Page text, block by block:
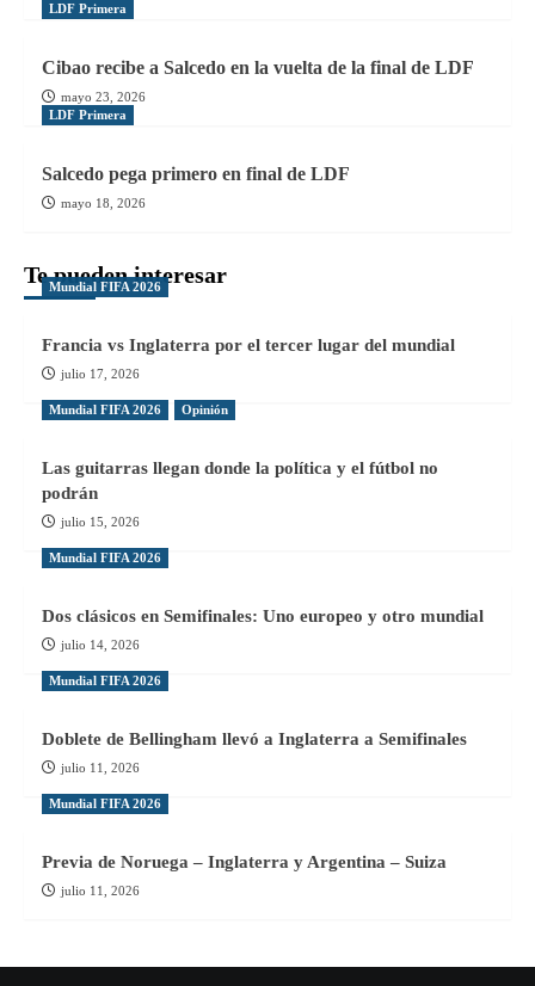
LDF Primera
Cibao recibe a Salcedo en la vuelta de la final de LDF
mayo 23, 2026
LDF Primera
Salcedo pega primero en final de LDF
mayo 18, 2026
Te pueden interesar
Mundial FIFA 2026
Francia vs Inglaterra por el tercer lugar del mundial
julio 17, 2026
Mundial FIFA 2026 Opinión
Las guitarras llegan donde la política y el fútbol no
podrán
julio 15, 2026
Mundial FIFA 2026
Dos clásicos en Semifinales: Uno europeo y otro mundial
julio 14, 2026
Mundial FIFA 2026
Doblete de Bellingham llevó a Inglaterra a Semifinales
julio 11, 2026
Mundial FIFA 2026
Previa de Noruega – Inglaterra y Argentina – Suiza
julio 11, 2026